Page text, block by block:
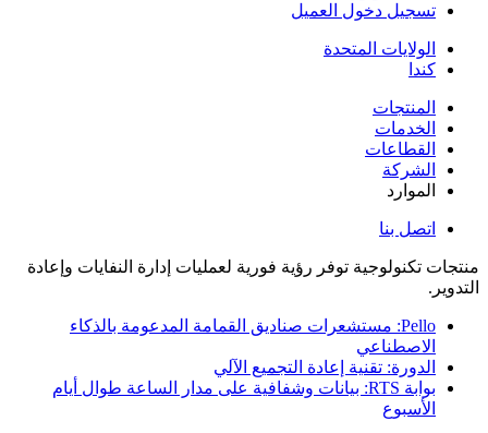
تسجيل دخول العميل
الولايات المتحدة
كندا
المنتجات
الخدمات
القطاعات
الشركة
الموارد
اتصل بنا
منتجات تكنولوجية توفر رؤية فورية لعمليات إدارة النفايات وإعادة
التدوير.
Pello: مستشعرات صناديق القمامة المدعومة بالذكاء
الاصطناعي
الدورة: تقنية إعادة التجميع الآلي
بوابة RTS: بيانات وشفافية على مدار الساعة طوال أيام
الأسبوع